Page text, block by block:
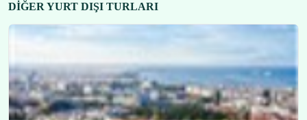
DIĞER YURT DIŞI TURLARI